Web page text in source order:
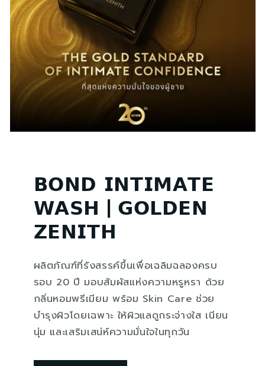
𝗕𝗢𝗡𝗗 𝗜𝗡𝗧𝗜𝗠𝗔𝗧𝗘
𝗪𝗔𝗦𝗛 | 𝗚𝗢𝗟𝗗𝗘𝗡
𝗭𝗘𝗡𝗜𝗧𝗛​
ผลิตภัณฑ์ที่รังสรรค์ขึ้นเพื่อเฉลิมฉลองครบ
รอบ 20 ปี มอบสัมผัสแห่งความหรูหรา ด้วย
กลิ่นหอมพรีเมียม พร้อม Skin Care ช่วย
บำรุงผิวโดยเฉพาะ ให้ผิวแลดูกระจ่างใส เนียน
นุ่ม และเสริมเสน่ห์ความมั่นใจในทุกวัน